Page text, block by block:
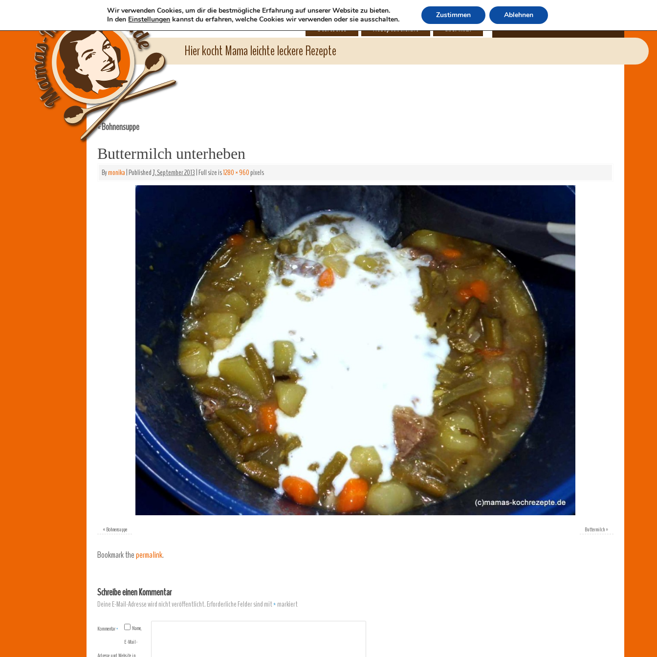
Hier kocht Mama leichte leckere Rezepte
Startseite Rezeptübersicht über mich
«Bohnensuppe
Buttermilch unterheben
Bymonika|Published7. September 2013|Full size is1280 × 960pixels
«Bohnensuppe Buttermilch»
Bookmark thepermalink.
Schreibe einen Kommentar
Deine E-Mail-Adresse wird nicht veröffentlicht.Erforderliche Felder sind mit*markiert
Kommentar*
Name,
E-Mail-
Wir verwenden Cookies, um dir die bestmögliche Erfahrung auf unserer Website zu bieten.
In den Einstellungen kannst du erfahren, welche Cookies wir verwenden oder sie ausschalten. Zustimmen Ablehnen